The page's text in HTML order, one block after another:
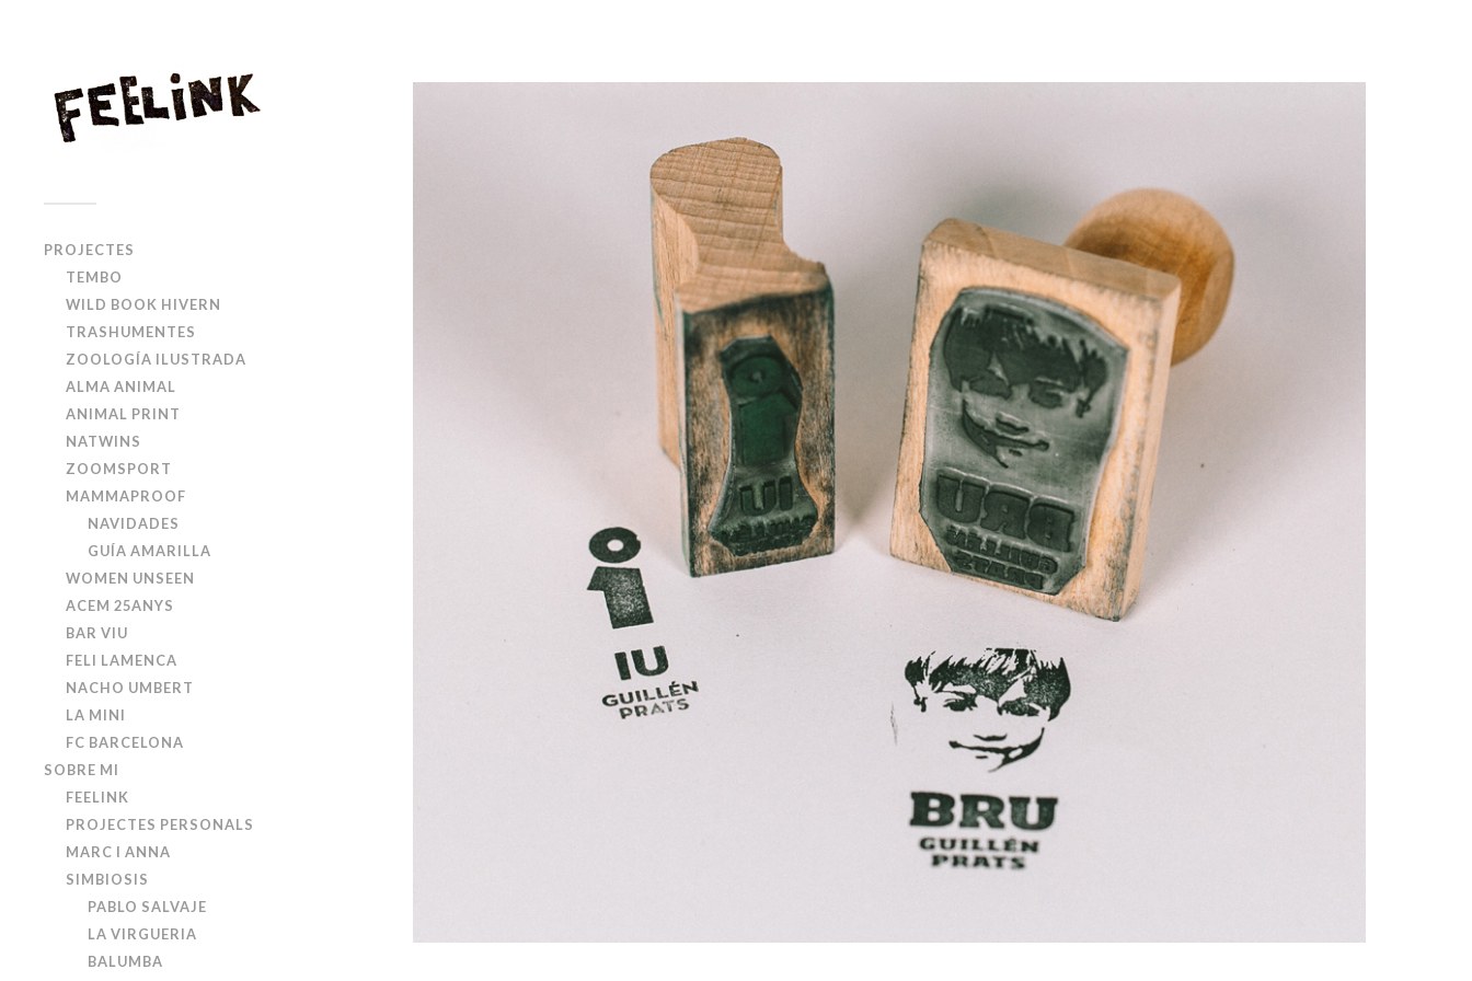
PROJECTES
TEMBO
WILD BOOK HIVERN
TRASHUMENTES
ZOOLOGÍA ILUSTRADA
ALMA ANIMAL
ANIMAL PRINT
NATWINS
ZOOMSPORT
MAMMAPROOF
NAVIDADES
GUÍA AMARILLA
WOMEN UNSEEN
ACEM 25ANYS
BAR VIU
FELI LAMENCA
NACHO UMBERT
LA MINI
FC BARCELONA
SOBRE MI
FEELINK
PROJECTES PERSONALS
MARC I ANNA
SIMBIOSIS
PABLO SALVAJE
LA VIRGUERIA
BALUMBA